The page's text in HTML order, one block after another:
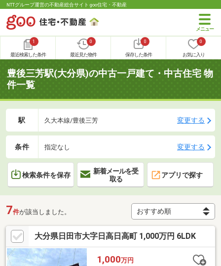
NTTグループ運営の不動産総合サイト goo住宅・不動産
1
最近検索した条件
0
最近見た物件
0
保存した条件
0
お気に入り
豊後三芳駅(大分県)の中古一戸建て・中古住宅 物
件一覧
駅 久大本線/豊後三芳 変更する
条件 指定なし 変更する
検索条件を保存
新着メールを受
取る
アプリで探す
7件が該当しました。
大分県日田市大字日高日高町 1,000万円 6LDK
1,000万円